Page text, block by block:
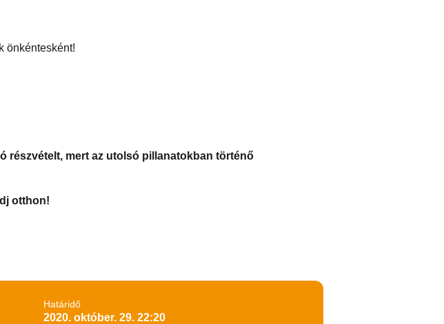
önkéntesként!
részvételt, mert az utolsó pillanatokban történő
otthon!
Határidő
2020. október. 29. 22:20